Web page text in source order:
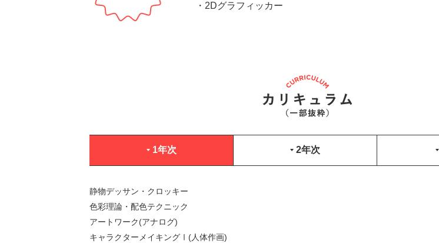
・2Dグラフィッカー
1年次 2年次
静物デッサン・クロッキー
色彩理論・配色テクニック
アートワーク(アナログ)
キャラクターメイキングⅠ(人体作画)